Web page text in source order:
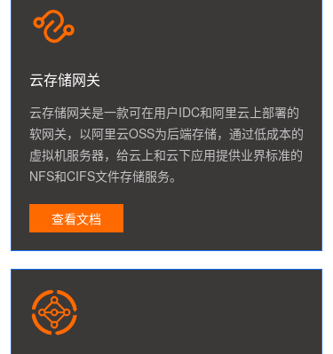
云存储网关
云存储网关是一款可在用户IDC和阿里云上部署的
软网关，以阿里云OSS为后端存储，通过低成本的
虚拟机服务器，给云上和云下应用提供业界标准的
NFS和CIFS文件存储服务。
查看文档